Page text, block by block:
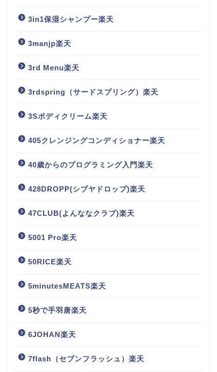
3in1保湿シャンプー楽天
3manjp楽天
3rd Menu楽天
3rdspring（サードスプリング）楽天
3Sボディクリーム楽天
405クレンジングコンディショナー楽天
40歳からのプログラミング入門楽天
428DROPP(シブヤドロップ)楽天
47CLUB(よんななクラブ)楽天
5001 Pro楽天
50RICE楽天
5minutesMEATS楽天
5秒で手羽唐楽天
6JOHAN楽天
7flash（セブンフラッシュ）楽天